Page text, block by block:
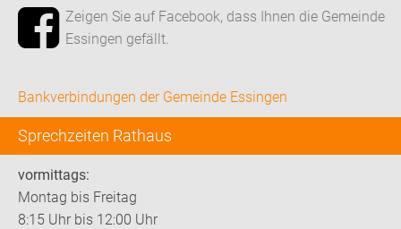
Zeigen Sie auf Facebook, dass Ihnen die Gemeinde
Essingen gefällt.
Bankverbindungen der Gemeinde Essingen
Sprechzeiten Rathaus
vormittags:
Montag bis Freitag
8:15 Uhr bis 12:00 Uhr